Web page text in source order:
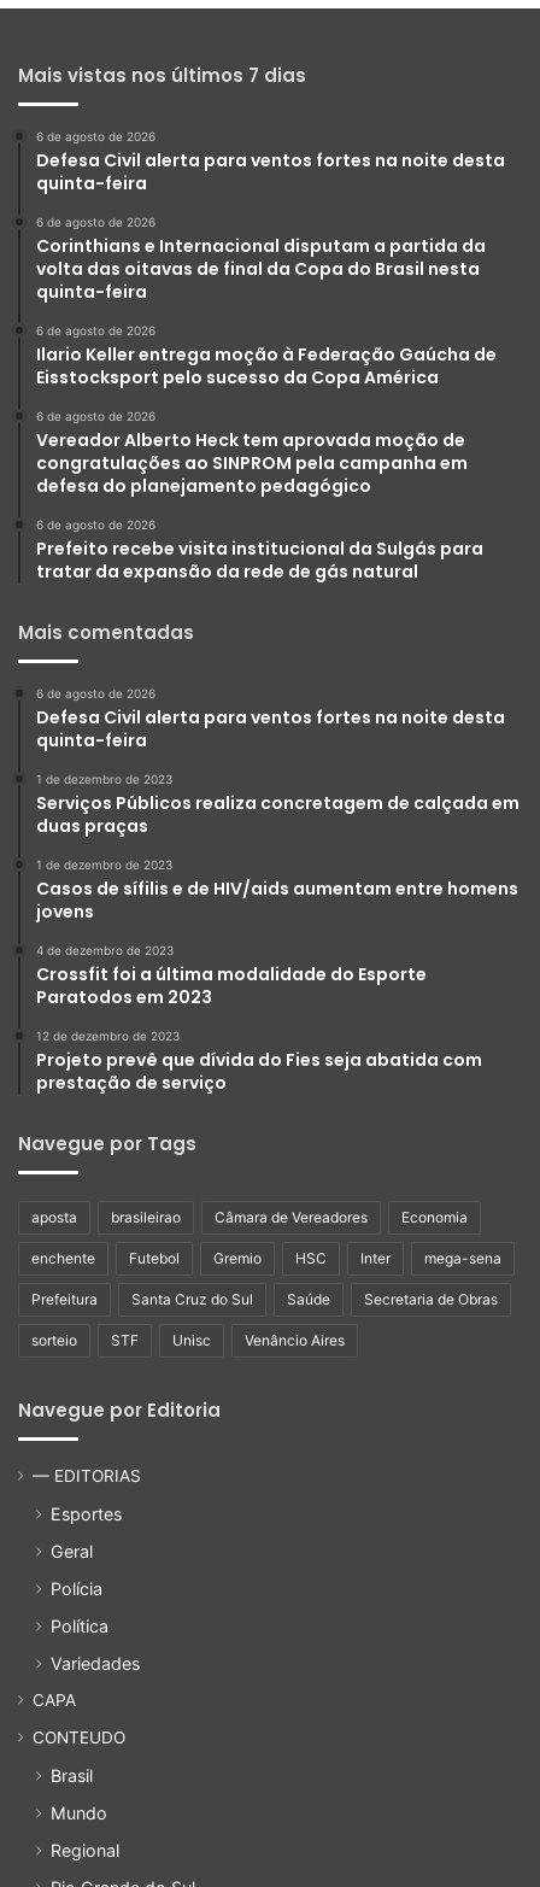
Mais vistas nos últimos 7 dias
6 de agosto de 2026
Defesa Civil alerta para ventos fortes na noite desta
quinta-feira
6 de agosto de 2026
Corinthians e Internacional disputam a partida da
volta das oitavas de final da Copa do Brasil nesta
quinta-feira
6 de agosto de 2026
Ilario Keller entrega moção à Federação Gaúcha de
Eisstocksport pelo sucesso da Copa América
6 de agosto de 2026
Vereador Alberto Heck tem aprovada moção de
congratulações ao SINPROM pela campanha em
defesa do planejamento pedagógico
6 de agosto de 2026
Prefeito recebe visita institucional da Sulgás para
tratar da expansão da rede de gás natural
Mais comentadas
6 de agosto de 2026
Defesa Civil alerta para ventos fortes na noite desta
quinta-feira
1 de dezembro de 2023
Serviços Públicos realiza concretagem de calçada em
duas praças
1 de dezembro de 2023
Casos de sífilis e de HIV/aids aumentam entre homens
jovens
4 de dezembro de 2023
Crossfit foi a última modalidade do Esporte
Paratodos em 2023
12 de dezembro de 2023
Projeto prevê que dívida do Fies seja abatida com
prestação de serviço
Navegue por Tags
aposta brasileirao Câmara de Vereadores Economia
enchente Futebol Gremio HSC Inter mega-sena
Prefeitura Santa Cruz do Sul Saúde Secretaria de Obras
sorteio STF Unisc Venâncio Aires
Navegue por Editoria
— EDITORIAS
Esportes
Geral
Polícia
Política
Variedades
CAPA
CONTEUDO
Brasil
Mundo
Regional